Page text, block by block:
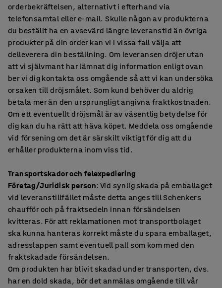
orderbekräftelsen, alternativt i efterhand via
telefonsamtal eller e-mail. Skulle någon av produkterna
du beställt ha en avsevärd längre leveranstid än övriga
produkter på din order kan vi i vissa fall välja att
delleverera din beställning. Om leveransen dröjer utan
att vi självmant har lämnat dig information enligt ovan
ber vi dig kontakta oss omgående så att vi kan undersöka
orsaken till dröjsmålet. Som kund behöver du aldrig
betala mer än den ursprungligt angivna fraktkostnaden.
Om ett eventuellt dröjsmål är av väsentlig betydelse för
dig kan du ha rätt att häva köpet. Meddela oss omgående
vid försening om det är särskilt viktigt för dig att du
erhåller produkterna inom viss tid.
Transportskador och felexpediering
Företag/Juridisk person: Vid synlig skada på emballaget
vid leveranstillfället måste detta anges till Schenkers
chaufför och på fraktsedeln innan försändelsen
kvitteras. För att reklamationen mot transportbolaget
ska kunna hanteras korrekt måste du spara emballaget,
adresslappen samt eventuell pall som kom med den
fraktskadade försändelsen.
Om produkten har blivit skadad under transporten, dvs.
har en dold skada, bör det anmälas omgående till vår